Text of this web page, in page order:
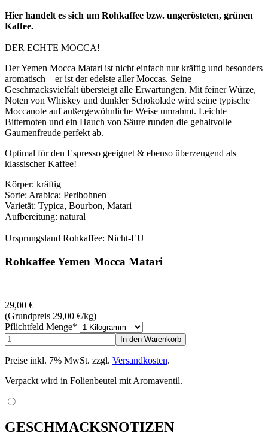
Hier handelt es sich um Rohkaffee bzw. ungerösteten, grünen
Kaffee.
DER ECHTE MOCCA!
Der Yemen Mocca Matari ist nicht einfach nur kräftig und besonders
aromatisch – er ist der edelste aller Moccas. Seine
Geschmacksvielfalt übersteigt alle Erwartungen. Mit feiner Würze,
Noten von Whiskey und dunkler Schokolade wird seine typische
Moccanote auf außergewöhnliche Weise umrahmt. Leichte
Bitternoten und ein Hauch von Säure runden die gehaltvolle
Gaumenfreude perfekt ab.
Optimal für den Espresso geeignet & ebenso überzeugend als
klassischer Kaffee!
Körper: kräftig
Sorte: Arabica; Perlbohnen
Varietät: Typica, Bourbon, Matari
Aufbereitung: natural
Ursprungsland Rohkaffee: Nicht-EU
Rohkaffee Yemen Mocca Matari
29,00 €
(Grundpreis 29,00 €/kg)
Pflichtfeld Menge*
Preise inkl. 7% MwSt. zzgl. Versandkosten.
Verpackt wird in Folienbeutel mit Aromaventil.
GESCHMACKSNOTIZEN